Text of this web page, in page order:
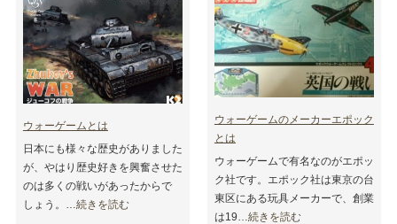
ウォーゲームとは
日本にも様々な歴史がありました
が、やはり歴史好きを興奮させた
のは多くの戦いがあったからで
しょう。…続きを読む
ウォーゲームのメーカーエポック
とは
ウォーゲームで有名なのがエポッ
ク社です。エポック社は東京の台
東区にある玩具メーカーで、創業
は19… 続きを読む